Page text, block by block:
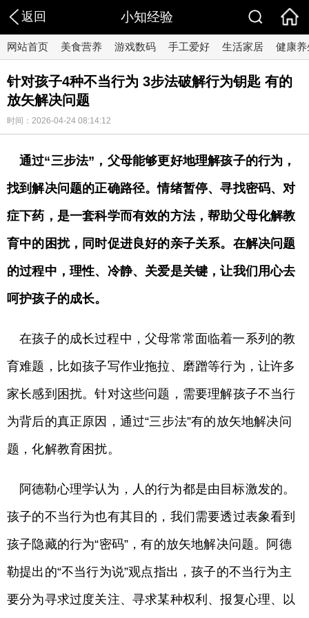
返回 小知经验
网站首页 美食营养 游戏数码 手工爱好 生活家居 健康养
针对孩子4种不当行为 3步法破解行为钥匙 有的
放矢解决问题
时间：2026-04-24 08:14:12
通过“三步法”，父母能够更好地理解孩子的行为，
找到解决问题的正确路径。情绪暂停、寻找密码、对
症下药，是一套科学而有效的方法，帮助父母化解教
育中的困扰，同时促进良好的亲子关系。在解决问题
的过程中，理性、冷静、关爱是关键，让我们用心去
呵护孩子的成长。
在孩子的成长过程中，父母常常面临着一系列的教
育难题，比如孩子写作业拖拉、磨蹭等行为，让许多
家长感到困扰。针对这些问题，需要理解孩子不当行
为背后的真正原因，通过“三步法”有的放矢地解决问
题，化解教育困扰。
阿德勒心理学认为，人的行为都是由目标激发的。
孩子的不当行为也有其目的，我们需要透过表象看到
孩子隐藏的行为“密码”，有的放矢地解决问题。阿德
勒提出的“不当行为说”观点指出，孩子的不当行为主
要分为寻求过度关注、寻求某种权利、报复心理、以